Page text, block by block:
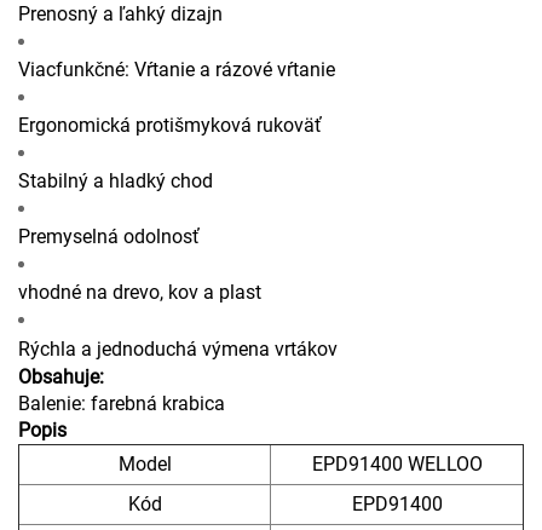
Prenosný a ľahký dizajn
Viacfunkčné: Vŕtanie a rázové vŕtanie
Ergonomická protišmyková rukoväť
Stabilný a hladký chod
Premyselná odolnosť
vhodné na drevo, kov a plast
Rýchla a jednoduchá výmena vrtákov
Obsahuje:
Balenie: farebná krabica
Popis
Model
EPD91400 WELLOO
Kód
EPD91400